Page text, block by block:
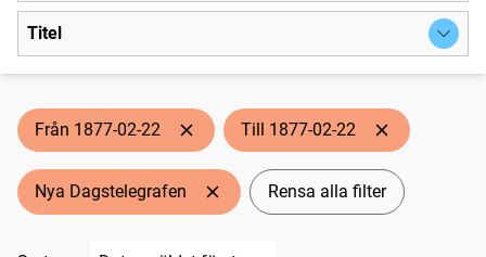
Titel
Från 1877-02-22 Till 1877-02-22
Nya Dagstelegrafen Rensa alla filter